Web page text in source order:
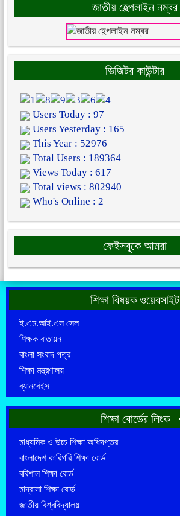
জাতীয় হেল্পলাইন নম্বর
ভিজিটর কাউন্টার
Users Today : 97
Users Yesterday : 165
This Year : 52976
Total Users : 189364
Views Today : 617
Total views : 802940
Who's Online : 2
ফেইসবুকে আমরা
শিক্ষা বিষয়ক ওয়েবসাইট
ই.এম.আই.এস সেল
শিক্ষক বাতায়ন
বাংলা সংবাদ পত্র
শিক্ষা মন্ত্রণালয়
ব্যানবেইস
শিক্ষা বোর্ডের লিংক
মাধ্যমিক ও উচ্চ শিক্ষা অধিদপ্তর
বাংলাদেশ কারিগরি শিক্ষা বোর্ড
বরিশাল শিক্ষা বোর্ড
মাদ্রাসা শিক্ষা বোর্ড
জাতীয় বিশ্ববিদ্যালয়